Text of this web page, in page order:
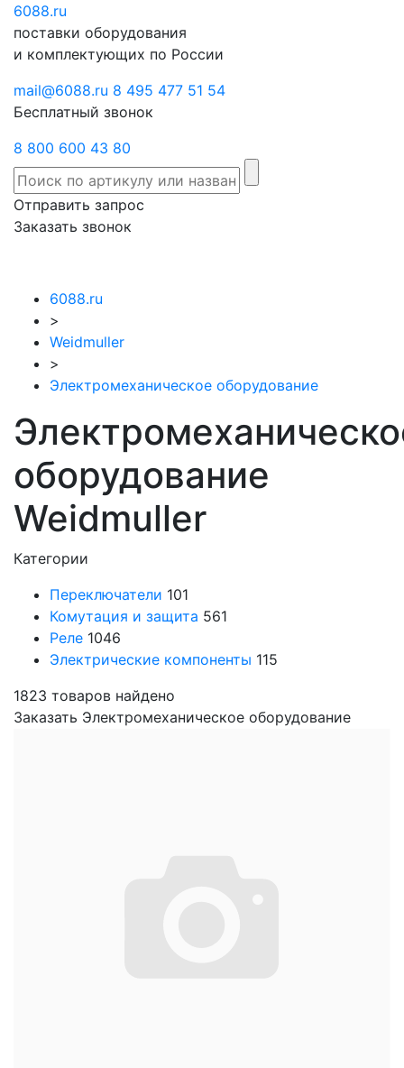
6088.ru
поставки оборудования
и комплектующих по России
mail@6088.ru 8 495 477 51 54
Бесплатный звонок
8 800 600 43 80
Отправить запрос
Заказать звонок
6088.ru
>
Weidmuller
>
Электромеханическое оборудование
оборудование
Weidmuller
Категории
Переключатели 101
Комутация и защита 561
Реле 1046
Электрические компоненты 115
1823 товаров найдено
Заказать Электромеханическое оборудование
Отправить
запрос
звонок